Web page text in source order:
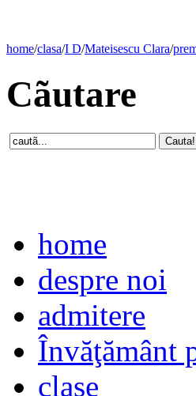
home/clasa/I D/Mateisescu Clara/
Cãutare
home
despre noi
admitere
Învăţământ
clase